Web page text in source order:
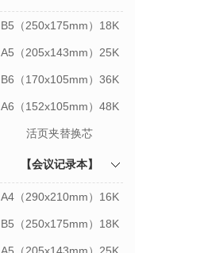
B5（250x175mm）18K
A5（205x143mm）25K
B6（170x105mm）36K
A6（152x105mm）48K
活页夹替换芯
【会议记录本】
A4（290x210mm）16K
B5（250x175mm）18K